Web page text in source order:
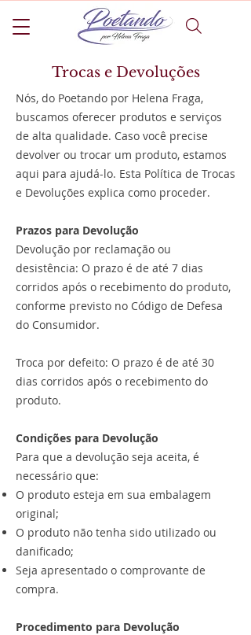
Trocas e Devoluções
Nós, do Poetando por Helena Fraga,
buscamos oferecer produtos e serviços
de alta qualidade. Caso você precise
devolver ou trocar um produto, estamos
aqui para ajudá-lo. Esta Política de Trocas
e Devoluções explica como proceder.
Prazos para Devolução
Devolução por reclamação ou
desistência: O prazo é de até 7 dias
corridos após o recebimento do produto,
conforme previsto no Código de Defesa
do Consumidor.
Troca por defeito: O prazo é de até 30
dias corridos após o recebimento do
produto.
Condições para Devolução
Para que a devolução seja aceita, é
necessário que:
O produto esteja em sua embalagem
original;
O produto não tenha sido utilizado ou
danificado;
Seja apresentado o comprovante de
compra.
Procedimento para Devolução